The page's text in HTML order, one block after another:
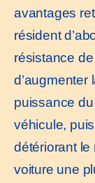
avantages
résident
résistance
d’augmenter
puissance
véhicule,
détériorant
voiture une